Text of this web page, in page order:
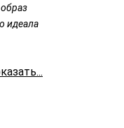
идеала
41-77